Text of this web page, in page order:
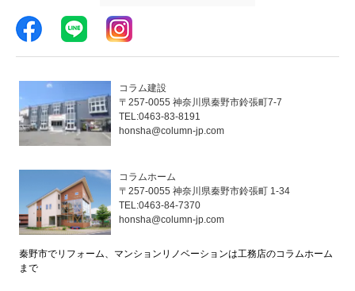
コラム建設
〒257-0055 神奈川県秦野市鈴張町7-7
TEL:0463-83-8191
honsha@column-jp.com
コラムホーム
〒257-0055 神奈川県秦野市鈴張町 1-34
TEL:0463-84-7370
honsha@column-jp.com
秦野市でリフォーム、マンションリノベーションは工務店のコラムホーム
まで